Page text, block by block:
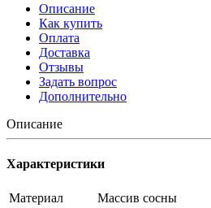
Описание
Как купить
Оплата
Доставка
Отзывы
Задать вопрос
Дополнительно
Описание
Характеристики
Материал
Массив сосны